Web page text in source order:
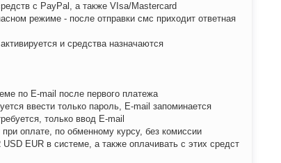
с PayPal, а также VIsa/Mastercard
режиме - после отправки смс приходит ответная
и средства назначаются
по E-mail после первого платежа
ввести только пароль, E-mail запоминается
только ввод E-mail
оплате, по обменному курсу, без комиссии
EUR в системе, а также оплачивать с этих средст